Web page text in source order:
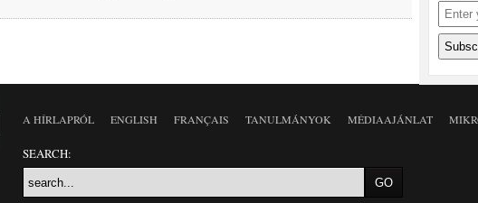
A HÍRLAPRÓL ENGLISH FRANÇAIS TANULMÁNYOK MÉDIAAJÁNLAT
SEARCH: